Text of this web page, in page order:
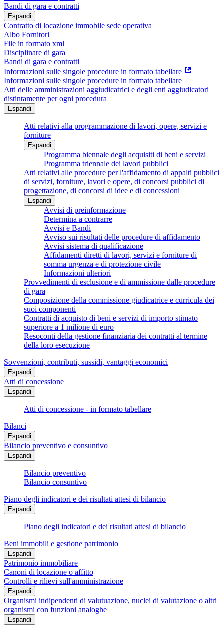
Bandi di gara e contratti
Espandi
Contratto di locazione immobile sede operativa
Albo Fornitori
File in formato xml
Disciplinare di gara
Bandi di gara e contratti
Informazioni sulle singole procedure in formato tabellare
Informazioni sulle singole procedure in formato tabellare
Atti delle amministrazioni aggiudicatrici e degli enti aggiudicatori
distintamente per ogni procedura
Espandi
Atti relativi alla programmazione di lavori, opere, servizi e
forniture
Espandi
Programma biennale degli acquisiti di beni e servizi
Programma triennale dei lavori pubblici
Atti relativi alle procedure per l'affidamento di appalti pubblici
di servizi, forniture, lavori e opere, di concorsi pubblici di
progettazione, di concorsi di idee e di concessioni
Espandi
Avvisi di preinformazione
Determina a contrarre
Avvisi e Bandi
Avviso sui risultati delle procedure di affidamento
Avvisi sistema di qualificazione
Affidamenti diretti di lavori, servizi e forniture di
somma urgenza e di protezione civile
Informazioni ulteriori
Provvedimenti di esclusione e di ammissione dalle procedure
di gara
Composizione della commissione giudicatrice e curricula dei
suoi componenti
Contratti di acquisto di beni e servizi di importo stimato
superiore a 1 milione di euro
Resoconti della gestione finanziaria dei contratti al termine
della loro esecuzione
Sovvenzioni, contributi, sussidi, vantaggi economici
Espandi
Atti di concessione
Espandi
Atti di concessione - in formato tabellare
Bilanci
Espandi
Bilancio preventivo e consuntivo
Espandi
Bilancio preventivo
Bilancio consuntivo
Piano degli indicatori e dei risultati attesi di bilancio
Espandi
Piano degli indicatori e dei risultati attesi di bilancio
Beni immobili e gestione patrimonio
Espandi
Patrimonio immobiliare
Canoni di locazione o affitto
Controlli e rilievi sull'amministrazione
Espandi
Organismi indipendenti di valutuazione, nuclei di valutazione o altri
organismi con funzioni analoghe
Espandi